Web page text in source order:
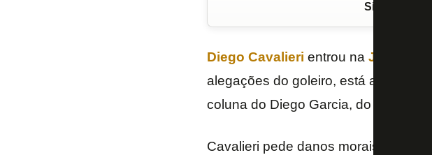
Siga o
Diego Cavalieri entrou na Justiça
alegações do goleiro, está a
coluna do Diego Garcia, do “UOL”.
Cavalieri pede danos morais,